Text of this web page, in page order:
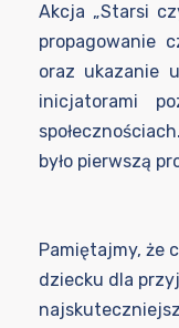
Akcja „Starsi
propagowanie
oraz ukazanie
inicjatorami
było pierwszą
Pamiętajmy, że
dziecku dla